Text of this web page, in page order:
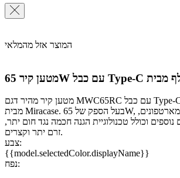
המוצר אזל מהמלאי
מטען קיר מהיר דגם MWC65RC עם כבל Type-C נשלף
מבית Miracase. בעל הספק של 65W, אידיאלי להטענת סמארטפונים,
וכולל טכנולוגיית הגנה חכמה נגד חום יתר,
זרם יתר וקצרים.
צבע:
{{model.selectedColor.displayName}}
נפח: